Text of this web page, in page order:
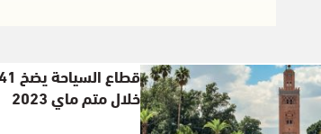
خلال متم ماي 2023